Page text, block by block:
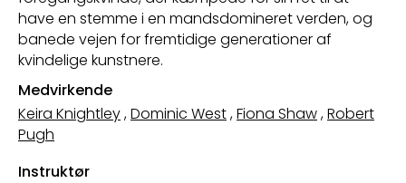
have en stemme i en mandsdomineret verden, og
banede vejen for fremtidige generationer af
kvindelige kunstnere.
Medvirkende
Keira Knightley,Dominic West,Fiona Shaw,Robert
Pugh
Instruktør